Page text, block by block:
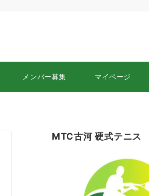
メンバー募集 マイページ
MTC古河 硬式テニス